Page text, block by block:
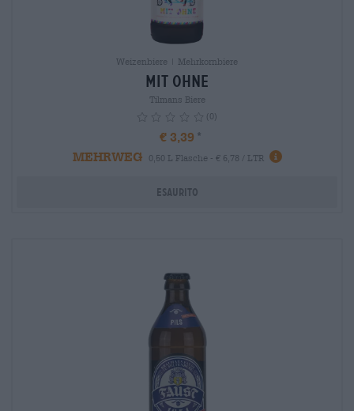
Weizenbiere | Mehrkornbiere
Mit Ohne
Tilmans Biere
(0)
€ 3,39
MEHRWEG
0,50 L Flasche - € 6,78 / LTR info
Esaurito